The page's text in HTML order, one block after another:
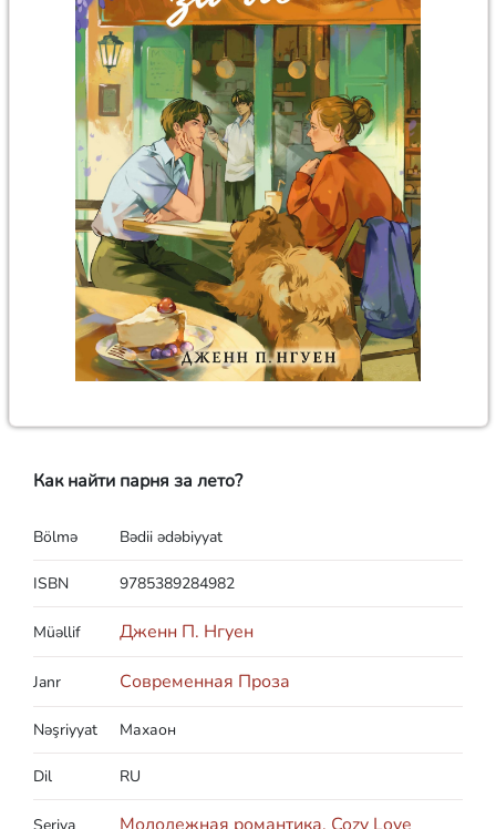
Как найти парня за лето?
Bölmə Bədii ədəbiyyat
ISBN 9785389284982
Müəllif Дженн П. Нгуен
Janr Современная Проза
Nəşriyyat Махаон
Dil RU